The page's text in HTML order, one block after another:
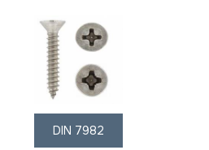
DIN 7982